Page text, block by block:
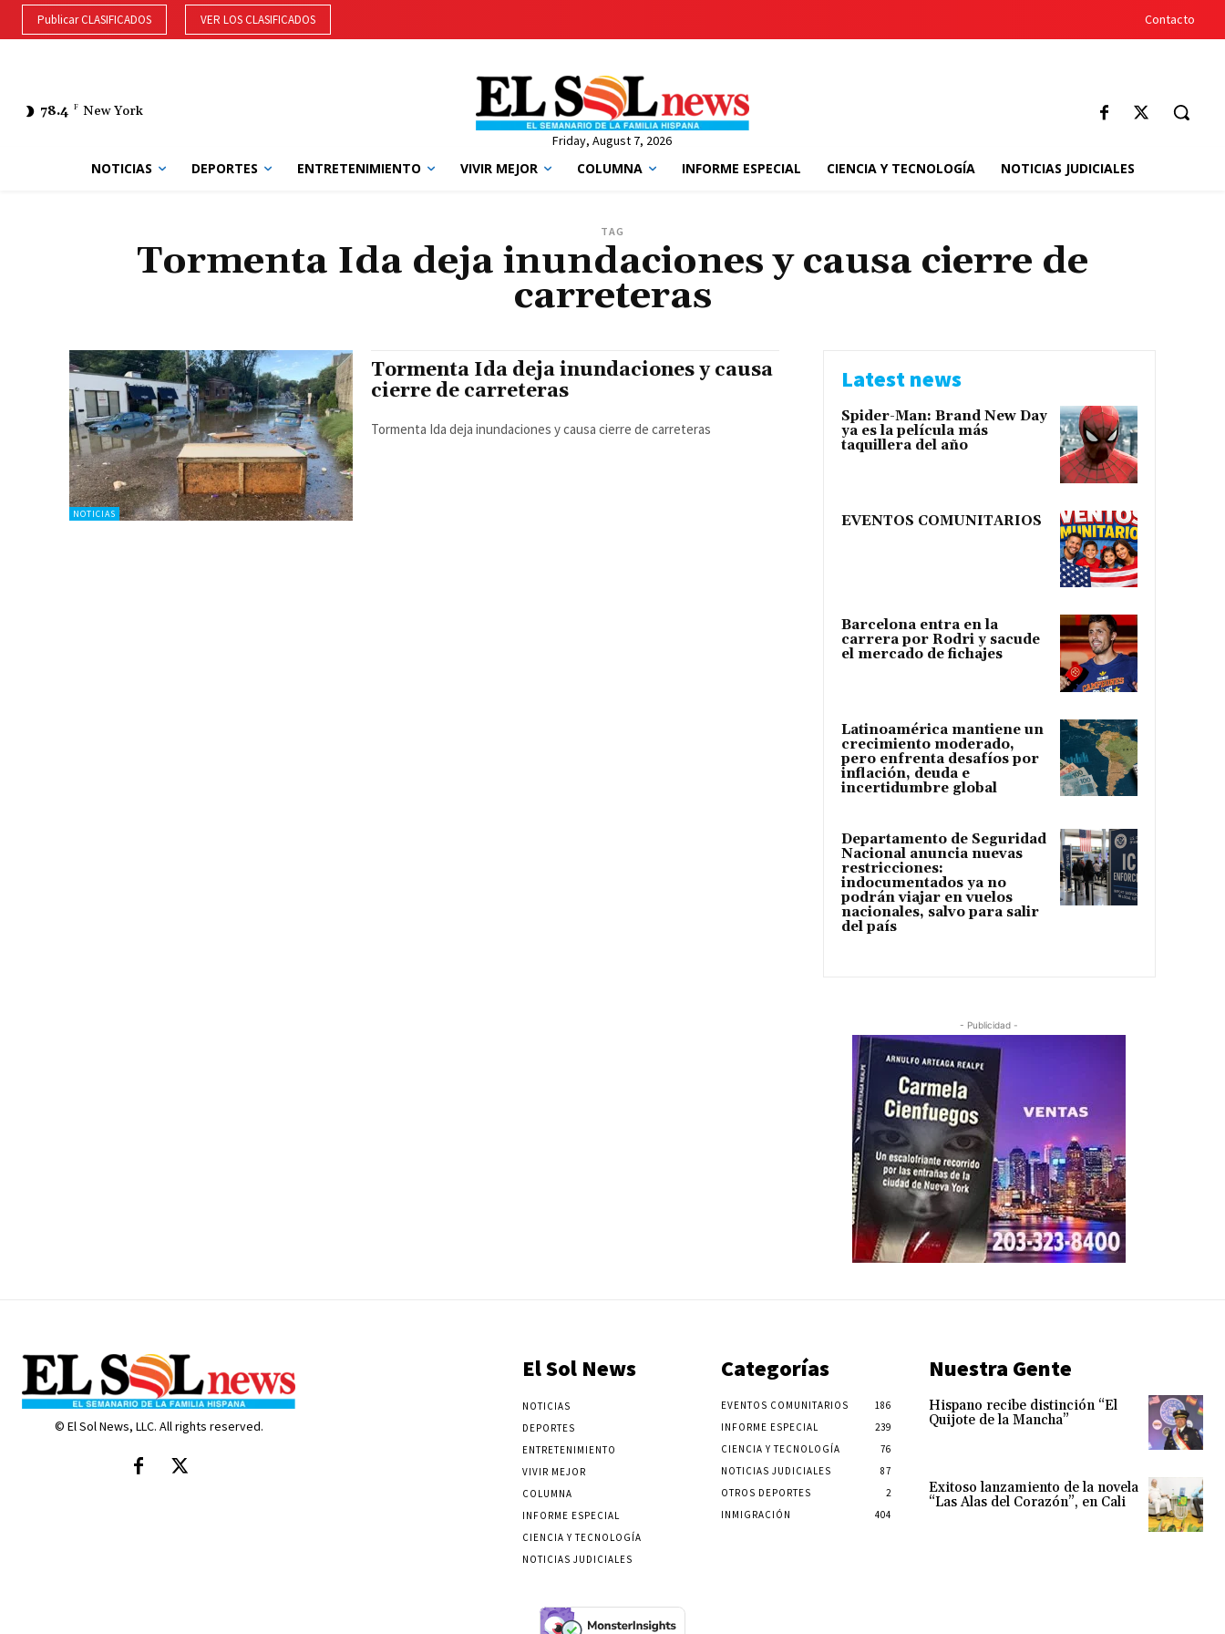
Publicar CLASIFICADOS VER LOS CLASIFICADOS Contacto
78.4 F New York
Friday, August 7, 2026
NOTICIAS DEPORTES ENTRETENIMIENTO VIVIR MEJOR COLUMNA INFORME ESPECIAL CIENCIA Y TECNOLOGÍA NOTICIAS JUDICIALES
TAG
Tormenta Ida deja inundaciones y causa cierre de
carreteras
NOTICIAS
Tormenta Ida deja inundaciones y causa
cierre de carreteras
Tormenta Ida deja inundaciones y causa cierre de carreteras
Latest news
Spider-Man: Brand New Day
ya es la película más
taquillera del año
EVENTOS COMUNITARIOS
Barcelona entra en la
carrera por Rodri y sacude
el mercado de fichajes
Latinoamérica mantiene un
crecimiento moderado,
pero enfrenta desafíos por
inflación, deuda e
incertidumbre global
Departamento de Seguridad
Nacional anuncia nuevas
restricciones:
indocumentados ya no
podrán viajar en vuelos
nacionales, salvo para salir
del país
- Publicidad -
© El Sol News, LLC. All rights reserved.
El Sol News
NOTICIAS
DEPORTES
ENTRETENIMIENTO
VIVIR MEJOR
COLUMNA
INFORME ESPECIAL
CIENCIA Y TECNOLOGÍA
NOTICIAS JUDICIALES
Categorías
EVENTOS COMUNITARIOS
186
INFORME ESPECIAL
239
CIENCIA Y TECNOLOGÍA
76
NOTICIAS JUDICIALES
87
OTROS DEPORTES
2
INMIGRACIÓN
404
Nuestra Gente
Hispano recibe distinción “El
Quijote de la Mancha”
Exitoso lanzamiento de la novela
“Las Alas del Corazón”, en Cali